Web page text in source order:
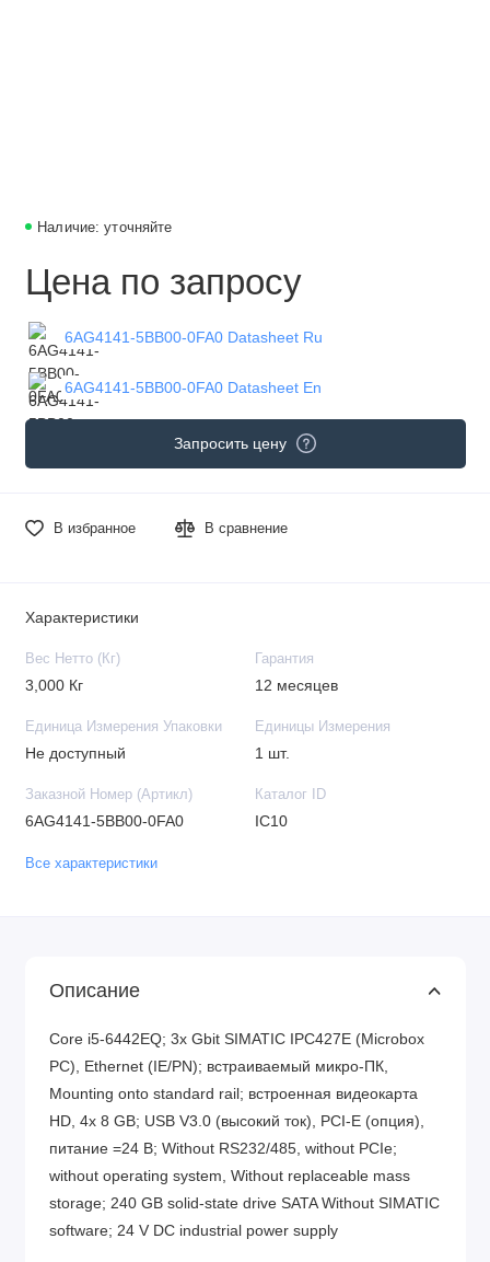
Наличие: уточняйте
Цена по запросу
6AG4141-5BB00-0FA0 Datasheet Ru
6AG4141-5BB00-0FA0 Datasheet En
Запросить цену
В избранное В сравнение
Характеристики
Вес Нетто (Кг)
3,000 Кг
Гарантия
12 месяцев
Единица Измерения Упаковки
Не доступный
Единицы Измерения
1 шт.
Заказной Номер (Артикл)
6AG4141-5BB00-0FA0
Каталог ID
IC10
Все характеристики
Описание
Core i5-6442EQ; 3x Gbit SIMATIC IPC427E (Microbox
PC), Ethernet (IE/PN); встраиваемый микро-ПК,
Mounting onto standard rail; встроенная видеокарта
HD, 4x 8 GB; USB V3.0 (высокий ток), PCI-E (опция),
питание =24 В; Without RS232/485, without PCIe;
without operating system, Without replaceable mass
storage; 240 GB solid-state drive SATA Without SIMATIC
software; 24 V DC industrial power supply